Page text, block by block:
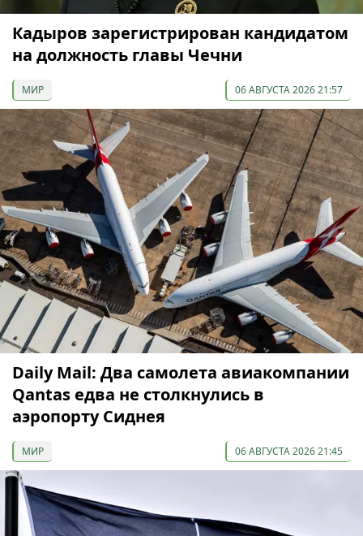
Кадыров зарегистрирован кандидатом
на должность главы Чечни
МИР 06 АВГУСТА 2026 21:57
Daily Mail: Два самолета авиакомпании
Qantas едва не столкнулись в
аэропорту Сиднея
МИР 06 АВГУСТА 2026 21:45